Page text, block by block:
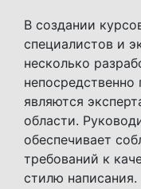
В создании
специалистов и
несколько
непосредственно
являются
области.
обеспечивает
требований к
стилю написания.